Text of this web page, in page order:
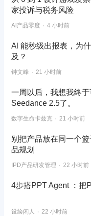
家投诉与税务风险
AI产品零度 4 小时前
AI 能秒级出报表，为
及？
钟文峰 21 小时前
一周以后，我想我终
Seedance 2.5了。
数字生命卡兹克 21 小时前
别把产品放在同一个
品规划
IPD产品研发管理 22 小时前
4步搭PPT Agent ：把
设绘闲人 22 小时前